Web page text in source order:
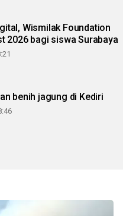
Wismilak Foundation
2026 bagi siswa Surabaya
benih jagung di Kediri